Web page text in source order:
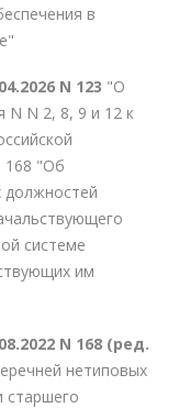
в
N 123 "О
N N 2, 8, 9 и 12 к
168 "Об
должностей
системе
им
N 168 (ред.
нетиповых
старшего